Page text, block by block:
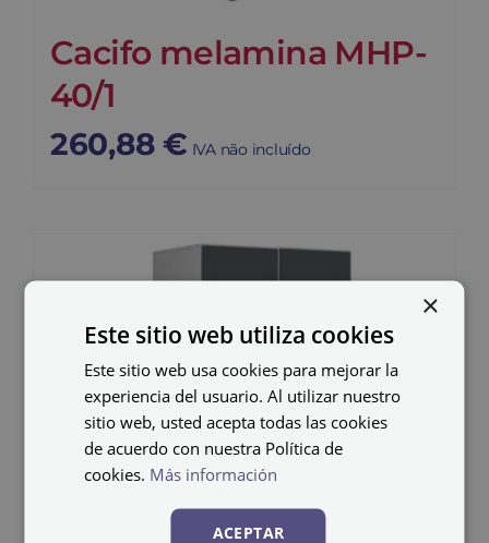
Cacifo melamina MHP-
40/1
260,88 € IVA não incluído
×
Este sitio web utiliza cookies
Este sitio web usa cookies para mejorar la
experiencia del usuario. Al utilizar nuestro
sitio web, usted acepta todas las cookies
de acuerdo con nuestra Política de
cookies. Más información
ACEPTAR